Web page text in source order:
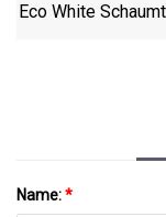
Eco White
Name:*